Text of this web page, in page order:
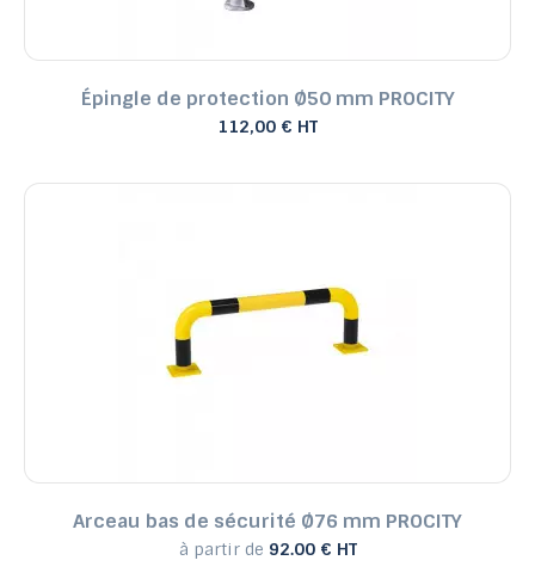
Épingle de protection Ø50 mm PROCITY
112,00 € HT
Arceau bas de sécurité Ø76 mm PROCITY
à partir de 92.00 € HT